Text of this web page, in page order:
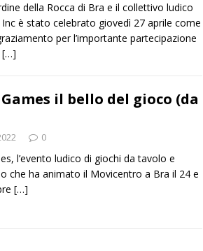
della Rocca di Bra e il collettivo ludico
è stato celebrato giovedì 27 aprile come
per l’importante partecipazione
[…]
il bello del gioco (da
0
l’evento ludico di giochi da tavolo e
che ha animato il Movicentro a Bra il 24 e
[…]